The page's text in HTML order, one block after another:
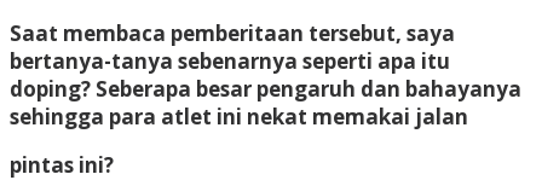
Saat membaca pemberitaan tersebut, saya
bertanya-tanya sebenarnya seperti apa itu
doping? Seberapa besar pengaruh dan bahayanya
sehingga para atlet ini nekat memakai jalan
pintas ini?